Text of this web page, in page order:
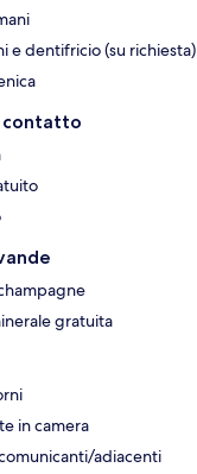
e dentifricio (su richiesta)
contatto
gratuita
in camera
adiacenti